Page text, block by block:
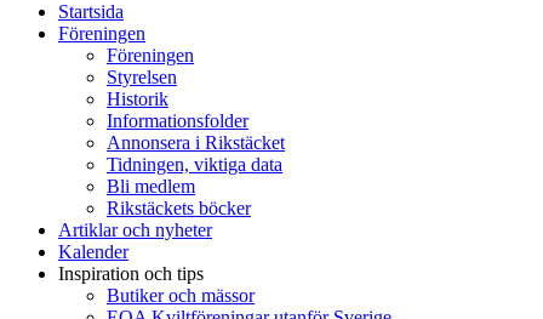
Startsida
Föreningen
Föreningen
Styrelsen
Historik
Informationsfolder
Annonsera i Rikstäcket
Tidningen, viktiga data
Bli medlem
Rikstäckets böcker
Artiklar och nyheter
Kalender
Inspiration och tips
Butiker och mässor